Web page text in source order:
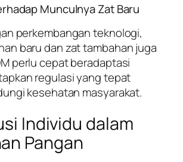
Munculnya Zat Baru
perkembangan teknologi,
baru dan zat tambahan juga
perlu cepat beradaptasi
regulasi yang tepat
kesehatan masyarakat.
Individu dalam
Pangan